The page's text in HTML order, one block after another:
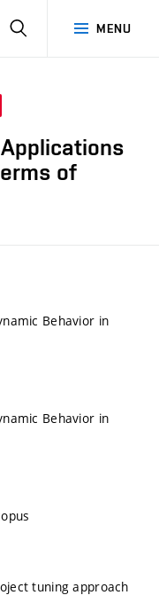
MENU
of
Behavior in
Behavior in
tuning approach